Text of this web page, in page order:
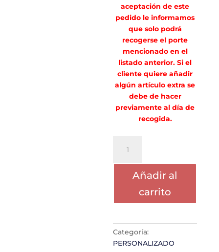
aceptación de este
pedido le informamos
que solo podrá
recogerse el porte
mencionado en el
listado anterior. Si el
cliente quiere añadir
algún artículo extra se
debe de hacer
previamente al día de
recogida.
LARA
VIÑAS
CARLESAñadir al
carrito
Categoría:
PERSONALIZADO